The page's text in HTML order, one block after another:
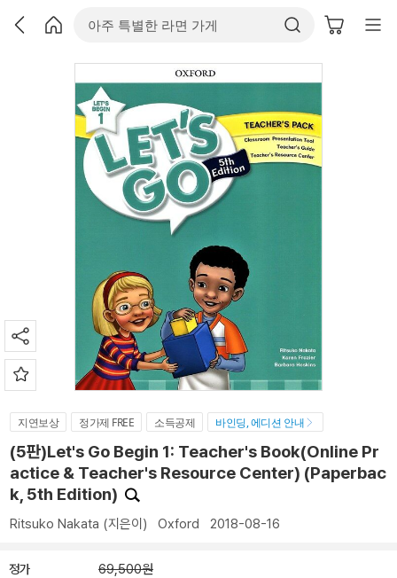
지연보상 정가제 FREE 소득공제 바인딩, 에디션 안내
(5판)Let's Go Begin 1: Teacher's Book(Online Pr
actice & Teacher's Resource Center) (Paperbac
k, 5th Edition)
Ritsuko Nakata (지은이) Oxford 2018-08-16
정가 69,500원